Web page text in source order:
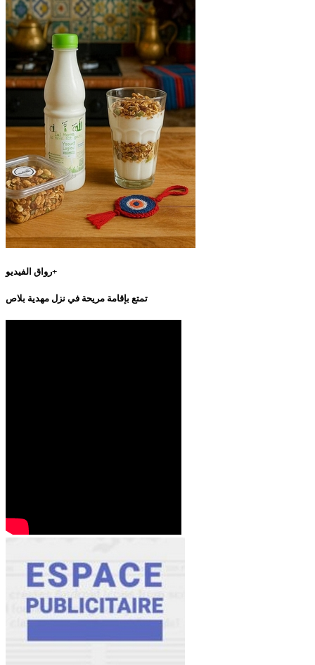
رواق الفيديو+
تمتع بإقامة مريحة في نزل مهدية بلاص